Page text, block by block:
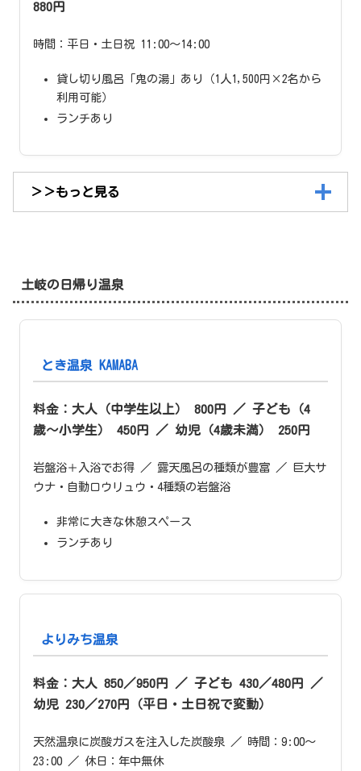
880円
時間：平日・土日祝 11:00〜14:00
貸し切り風呂「鬼の湯」あり（1人1,500円×2名から
利用可能）
ランチあり
＞＞もっと見る
土岐の日帰り温泉
とき温泉 KAMABA
料金：大人（中学生以上） 800円 ／ 子ども（4
歳〜小学生） 450円 ／ 幼児（4歳未満） 250円
岩盤浴＋入浴でお得 ／ 露天風呂の種類が豊富 ／ 巨大サ
ウナ・自動ロウリュウ・4種類の岩盤浴
非常に大きな休憩スペース
ランチあり
よりみち温泉
料金：大人 850／950円 ／ 子ども 430／480円 ／
幼児 230／270円（平日・土日祝で変動）
天然温泉に炭酸ガスを注入した炭酸泉 ／ 時間：9:00〜
23:00 ／ 休日：年中無休